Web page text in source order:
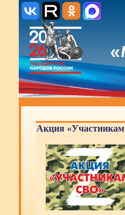
Акция